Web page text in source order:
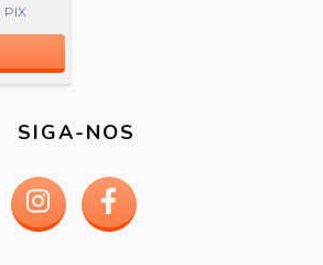
PIX
SIGA-NOS